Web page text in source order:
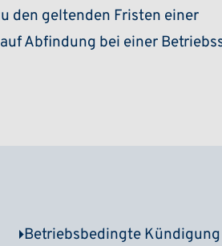
den geltenden Fristen einer
Abfindung bei einer
Betriebsbedingte